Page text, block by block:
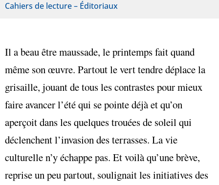
Cahiers de lecture – Éditoriaux
Il a beau être maussade, le printemps fait quand
même son œuvre. Partout le vert tendre déplace la
grisaille, jouant de tous les contrastes pour mieux
faire avancer l’été qui se pointe déjà et qu’on
aperçoit dans les quelques trouées de soleil qui
déclenchent l’invasion des terrasses. La vie
culturelle n’y échappe pas. Et voilà qu’une brève,
reprise un peu partout, soulignait les initiatives des